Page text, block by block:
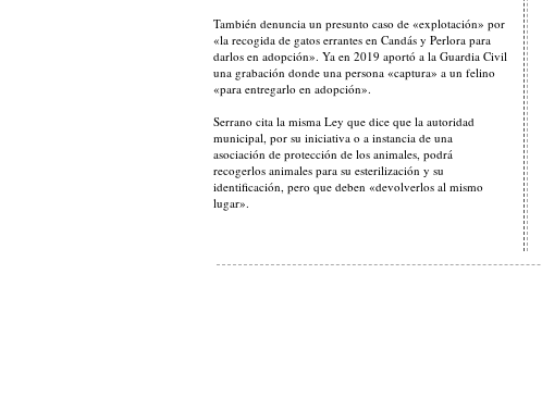
También denuncia un presunto caso de «explotación» por
«la recogida de gatos errantes en Candás y Perlora para
darlos en adopción». Ya en 2019 aportó a la Guardia Civil
una grabación donde una persona «captura» a un felino
«para entregarlo en adopción».
Serrano cita la misma Ley que dice que la autoridad
municipal, por su iniciativa o a instancia de una
asociación de protección de los animales, podrá
recogerlos animales para su esterilización y su
identificación, pero que deben «devolverlos al mismo
lugar».